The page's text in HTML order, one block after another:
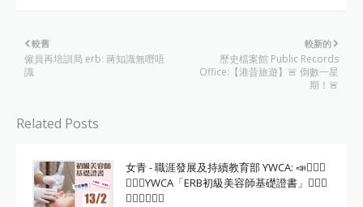
較新的
歷史檔案館 Public Records
Office:【港昔旅遊】🚨 倒數一星
期！🚨
較舊
僱員再培訓局 erb: 蔣知識無嘢唔
識
Related Posts
女青 - 職涯發展及持續教育部 YWCA: 📣💆🏻‍♀
🧖🏻‍♀️YWCA「ERB初級美容師基礎證書」‍💆🏻‍♀️
💆🏻‍♂️🧖🏻‍♂️